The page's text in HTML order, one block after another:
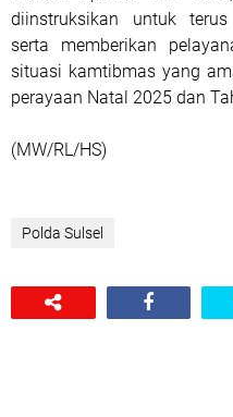
diinstruksikan untuk
serta memberikan
situasi kamtibmas yang
perayaan Natal 2025 dan
(MW/RL/HS)
Polda Sulsel